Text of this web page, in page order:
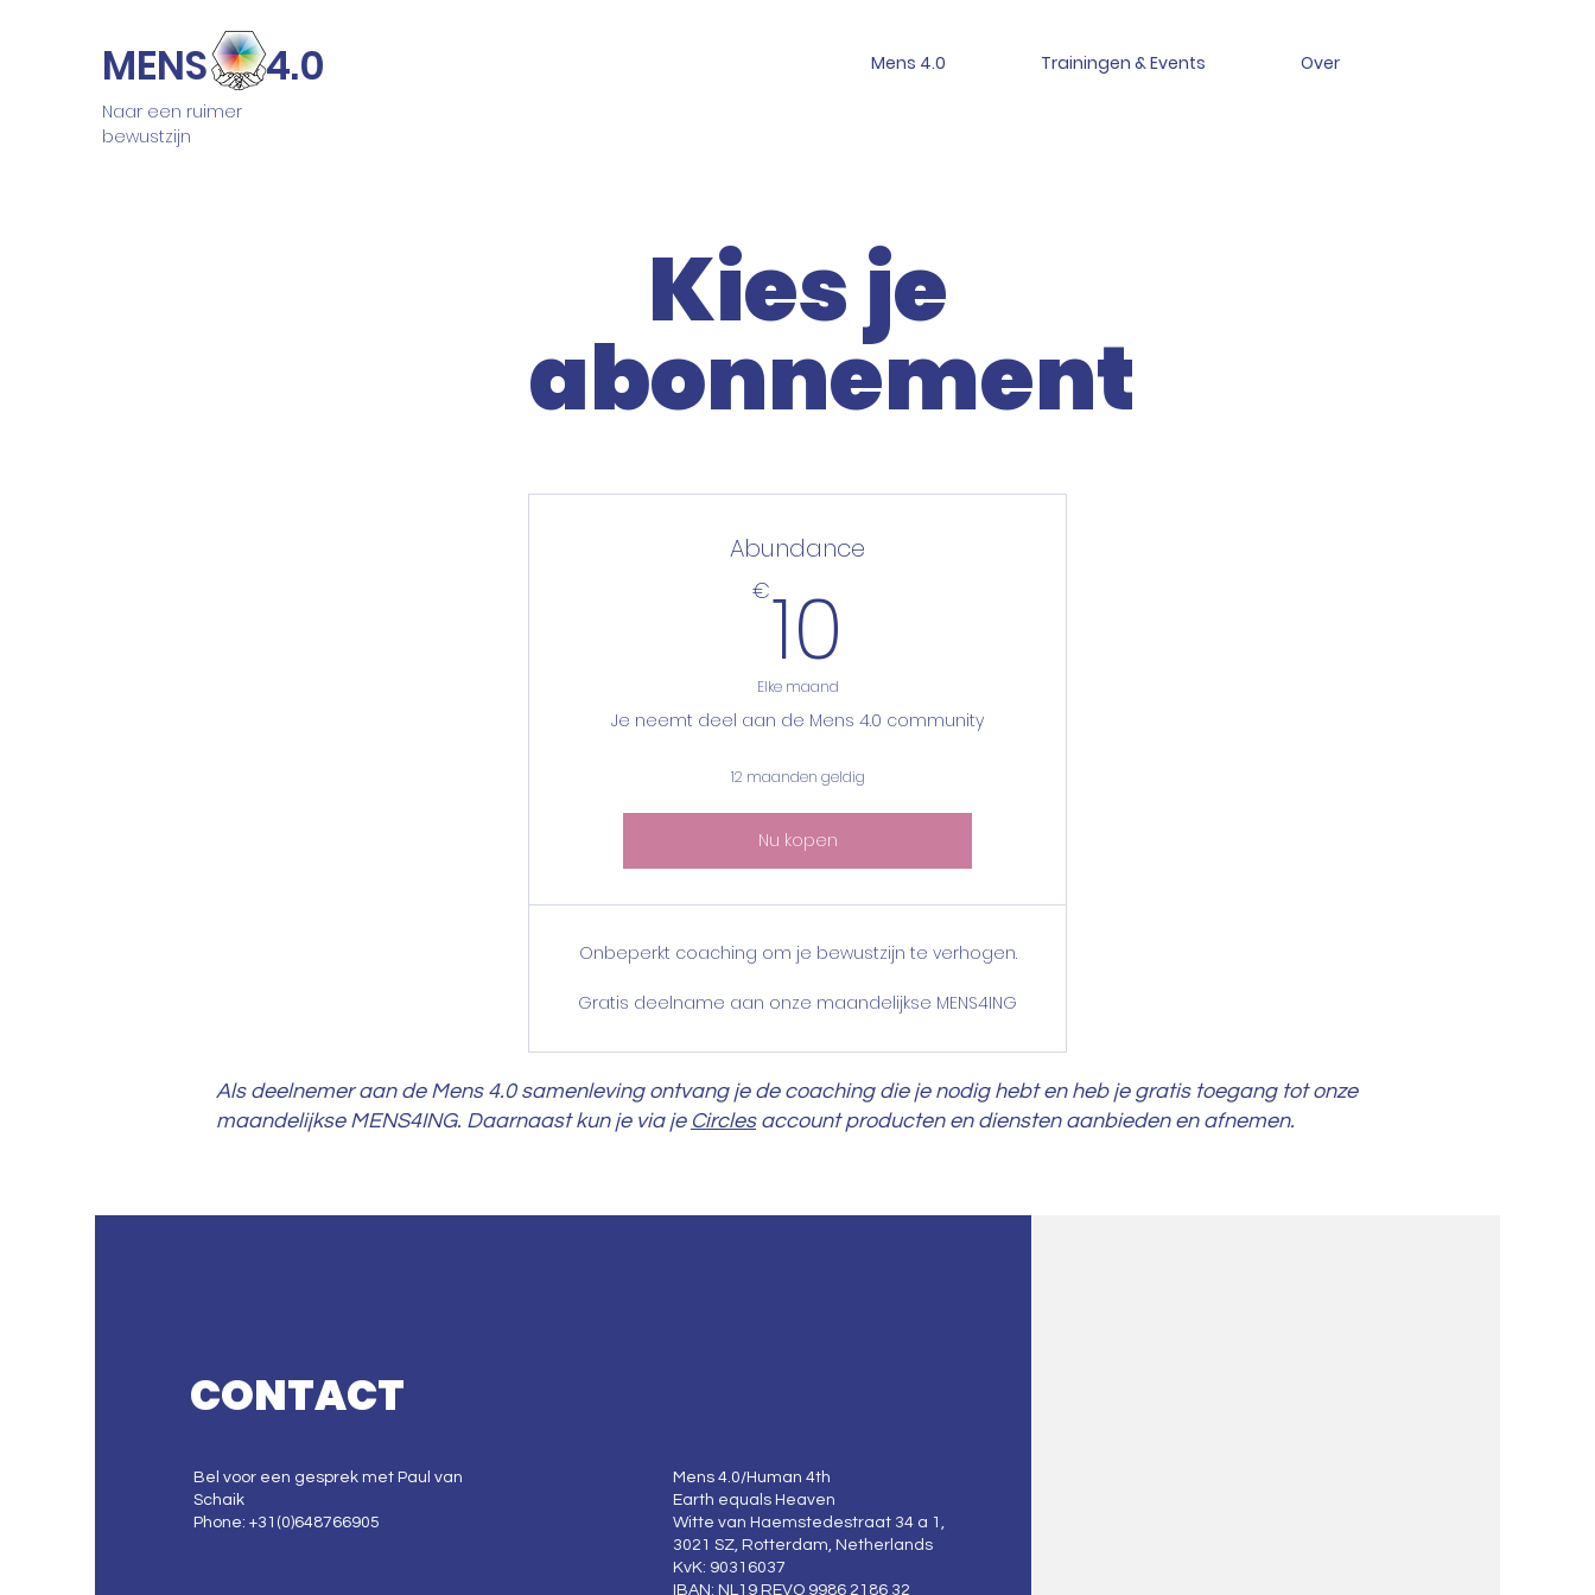
MENS 4.0
Naar een ruimer
bewustzijn
Mens 4.0 Trainingen & Events Over
Kies je
abonnement
Abundance
€10
Elke maand
Je neemt deel aan de Mens 4.0 community
12 maanden geldig
Nu kopen
Onbeperkt coaching om je bewustzijn te verhogen.
Gratis deelname aan onze maandelijkse MENS4ING
Als deelnemer aan de Mens 4.0 samenleving ontvang je de coaching die je nodig hebt en heb je gratis toegang tot onze
maandelijkse MENS4ING. Daarnaast kun je via je Circlesaccount producten en diensten aanbieden en afnemen.
CONTACT
Bel voor een gesprek met Paul van
Schaik
Phone: +31(0)648766905
Mens 4.0/Human 4th
Earth equals Heaven
Witte van Haemstedestraat 34 a 1,
3021 SZ, Rotterdam, Netherlands
KvK: 90316037
IBAN: NL19 REVO 9986 2186 32